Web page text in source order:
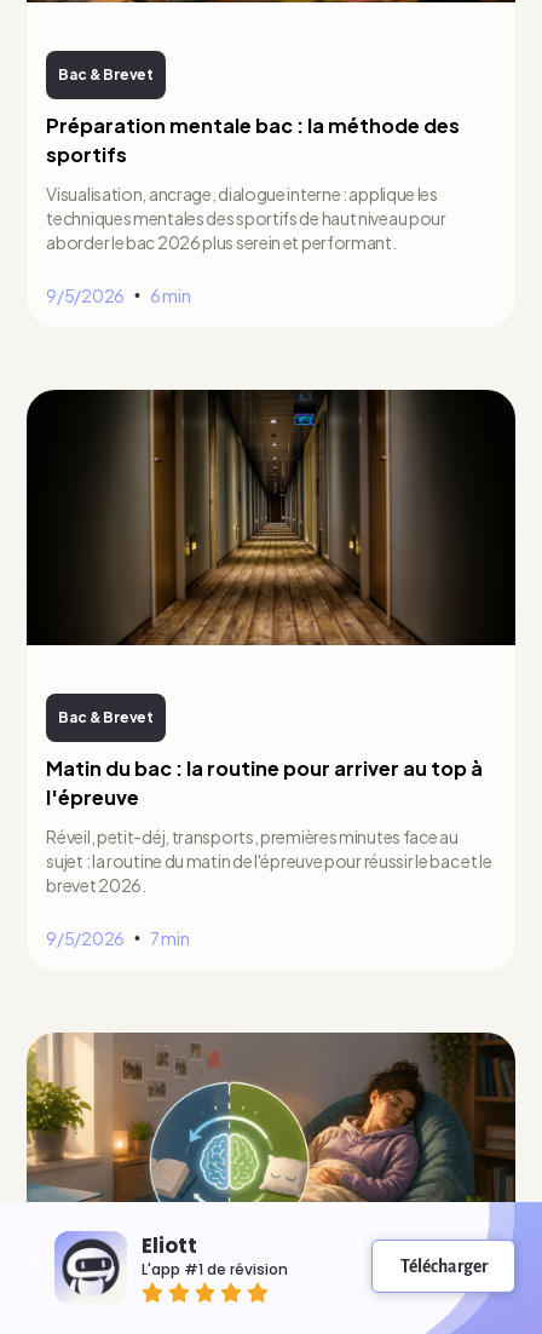
Bac & Brevet
Préparation mentale bac : la méthode des
sportifs
Visualisation, ancrage, dialogue interne : applique les
techniques mentales des sportifs de haut niveau pour
aborder le bac 2026 plus serein et performant.
9/5/2026 • 6 min
Bac & Brevet
Matin du bac : la routine pour arriver au top à
l'épreuve
Réveil, petit-déj, transports, premières minutes face au
sujet : la routine du matin de l'épreuve pour réussir le bac et le
brevet 2026.
9/5/2026 • 7 min
Eliott
L'app #1 de révision Télécharger